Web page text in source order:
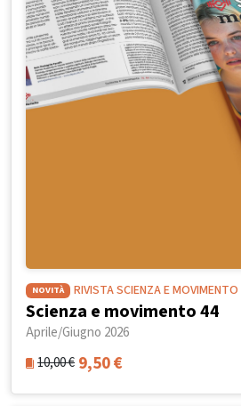
NOVITÀ RIVISTA SCIENZA E MOVIMENTO
Scienza e movimento 44
Aprile/Giugno 2026
10,00€ 9,50€